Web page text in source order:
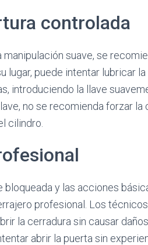
controlada
manipulación suave, se
lugar, puede intentar lubricar
introduciendo la llave
no se recomienda forzar la
cilindro.
bloqueada y las acciones
profesional. Los
la cerradura sin causar
abrir la puerta sin